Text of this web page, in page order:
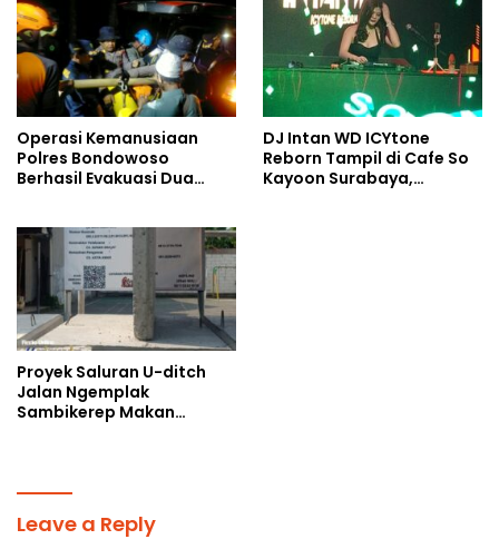
Operasi Kemanusiaan
Polres Bondowoso
Berhasil Evakuasi Dua
DJ Intan WD ICYtone
Reborn Tampil di Cafe So
Kayoon Surabaya,
Proyek Saluran U-ditch
Jalan Ngemplak
Sambikerep Makan
Warga
Leave a Reply